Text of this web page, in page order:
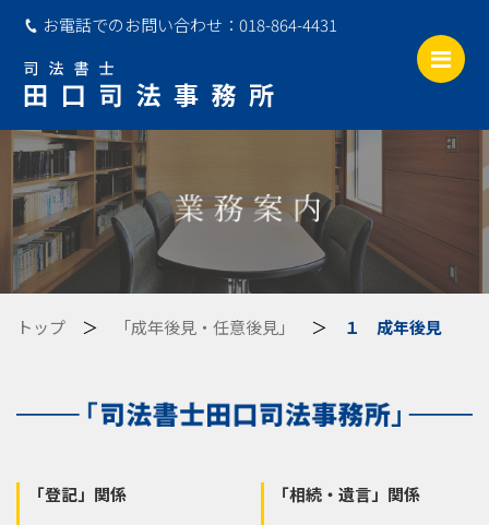
お電話でのお問い合わせ：018-864-4431
トップ ＞ 「成年後見・任意後見」 ＞ １ 成年後見
「登記」関係 「相続・遺言」関係